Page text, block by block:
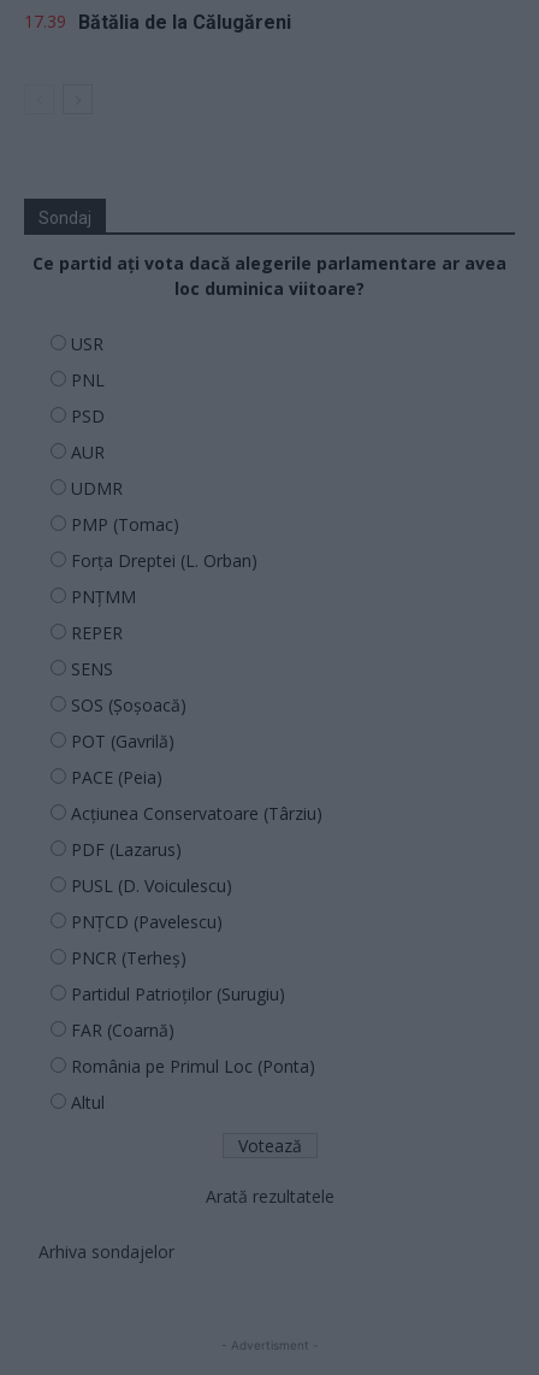
17.39 Bătălia de la Călugăreni
Sondaj
Ce partid ați vota dacă alegerile parlamentare ar avea
loc duminica viitoare?
USR
PNL
PSD
AUR
UDMR
PMP (Tomac)
Forța Dreptei (L. Orban)
PNȚMM
REPER
SENS
SOS (Șoșoacă)
POT (Gavrilă)
PACE (Peia)
Acțiunea Conservatoare (Târziu)
PDF (Lazarus)
PUSL (D. Voiculescu)
PNȚCD (Pavelescu)
PNCR (Terheș)
Partidul Patrioților (Surugiu)
FAR (Coarnă)
România pe Primul Loc (Ponta)
Altul
Arată rezultatele
Arhiva sondajelor
- Advertisment -